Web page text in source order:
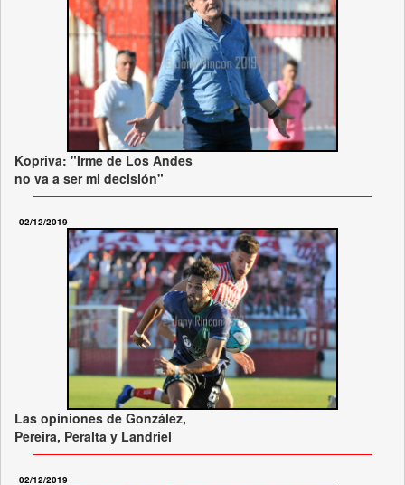
Kopriva: "Irme de Los Andes
no va a ser mi decisión"
02/12/2019
Las opiniones de González,
Pereira, Peralta y Landriel
02/12/2019